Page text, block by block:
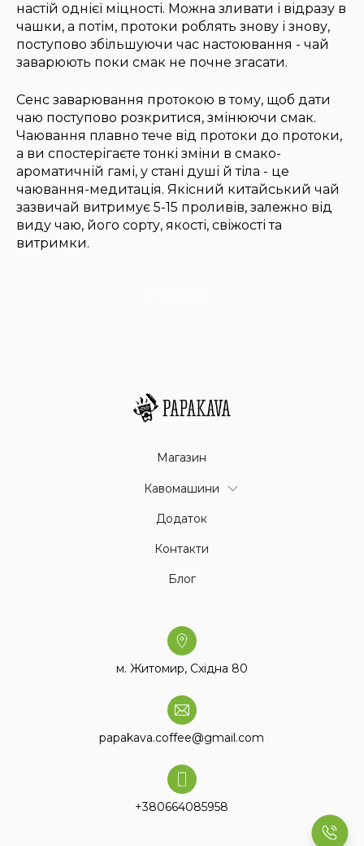
настій однієї міцності. Можна зливати і відразу в
чашки, а потім, протоки роблять знову і знову,
поступово збільшуючи час настоювання - чай
заварюють поки смак не почне згасати.
Сенс заварювання протокою в тому, щоб дати
чаю поступово розкритися, змінюючи смак.
Чаювання плавно тече від протоки до протоки,
а ви спостерігаєте тонкі зміни в смако-
ароматичній гамі, у стані душі й тіла - це
чаювання-медитація. Якісний китайський чай
зазвичай витримує 5-15 проливів, залежно від
виду чаю, його сорту, якості, свіжості та
витримки.
Магазин
Кавомашини
Додаток
Контакти
Блог
м. Житомир, Східна 80
papakava.coffee@gmail.com
+380664085958